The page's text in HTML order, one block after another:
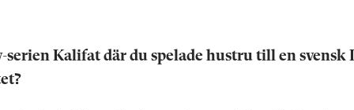
Kalifat där du spelade hustru till en svensk